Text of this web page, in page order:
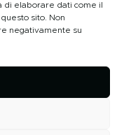
di elaborare dati come il
sito. Non
negativamente su